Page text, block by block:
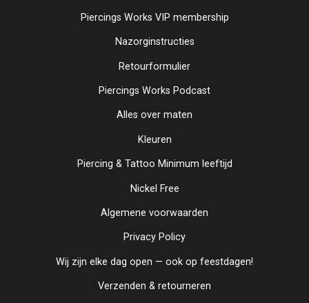
Piercings Works VIP membership
Nazorginstructies
Retourformulier
Piercings Works Podcast
Alles over maten
Kleuren
Piercing & Tattoo Minimum leeftijd
Nickel Free
Algemene voorwaarden
Privacy Policy
Wij zijn elke dag open — ook op feestdagen!
Verzenden & retourneren